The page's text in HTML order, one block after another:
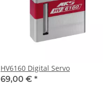
HV6160 Digital Servo
69,00 € *